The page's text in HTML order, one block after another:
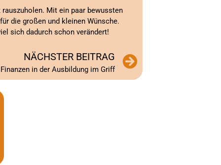
rauszuholen. Mit ein paar bewussten
die großen und kleinen Wünsche.
sich dadurch schon verändert!
NÄCHSTER BEITRAG
in der Ausbildung im Griff